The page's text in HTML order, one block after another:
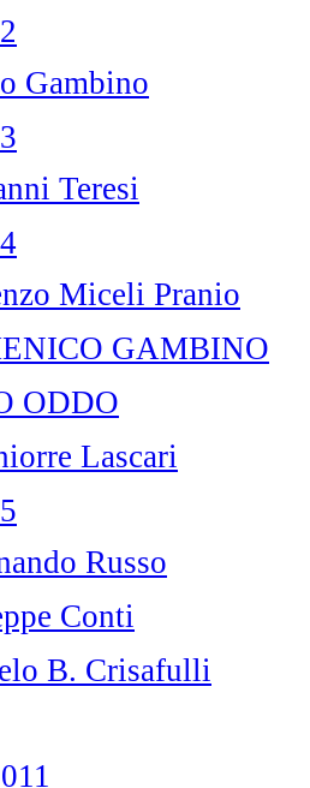
Gambino
Teresi
Miceli Pranio
GAMBINO
ODDO
Lascari
Russo
Conti
B. Crisafulli